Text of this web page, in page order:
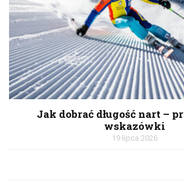
Jak dobrać długość nart –
wskazówki
19 lipca 2026